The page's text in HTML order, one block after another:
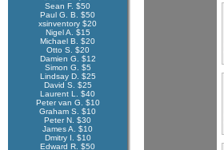
Sean F. $50
Paul G. B. $50
xsinventory $20
Nigel A. $15
Michael B. $20
Otto S. $20
Damien G. $12
Simon G. $5
Lindsay D. $25
David S. $25
Laurent L. $40
Peter van G. $10
Graham S. $10
Peter N. $30
James A. $10
Dmitry I. $10
Edward R. $50